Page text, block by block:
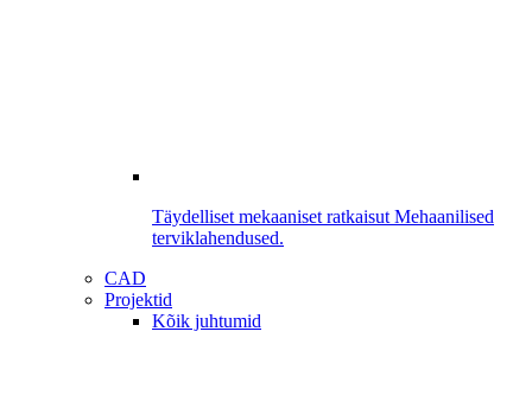
Täydelliset mekaaniset ratkaisut Mehaanilised
terviklahendused.
CAD
Projektid
Kõik juhtumid